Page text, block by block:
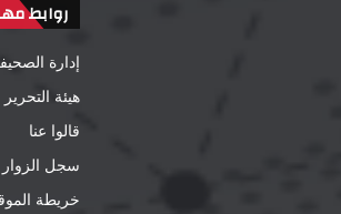
روابط
إدارة
هيئة التحرير
قالوا عنا
سجل الزوار
خريطة